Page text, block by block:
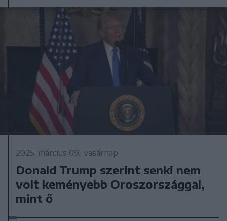
2025. március 09., vasárnap
Donald Trump szerint senki nem
volt keményebb Oroszországgal,
mint ő